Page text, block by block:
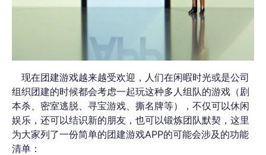
现在团建游戏越来越受欢迎，人们在闲暇时光或是公司
组织团建的时候都会考虑一起玩这种多人组队的游戏（剧
本杀、密室逃脱、寻宝游戏、撕名牌等），不仅可以休闲
娱乐，还可以结识新的朋友，也可以锻炼团队默契，这里
为大家列了一份简单的团建游戏APP的可能会涉及的功能
清单：